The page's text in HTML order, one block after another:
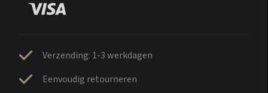
Verzending: 1-3 werkdagen
Eenvoudig retourneren